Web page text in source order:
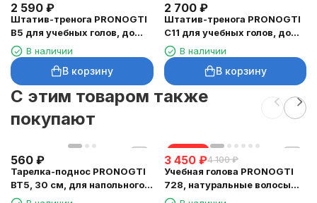
2 590 ₽
Штатив-тренога PRONOGTI
B5 для учебных голов, до
155 см, с лепестками и
чехлом
В наличии
В корзину
2 700 ₽
Штатив-тренога PRONOGTI
C11 для учебных голов, до
155 см, с лепестками
В наличии
В корзину
C этим товаром также
покупают
560 ₽
Тарелка-поднос PRONOGTI
BT5, 30 см, для напольного
штатива
скидка
3 450 ₽4 100 ₽
Учебная голова PRONOGTI
728, натуральные волосы
40–45 см